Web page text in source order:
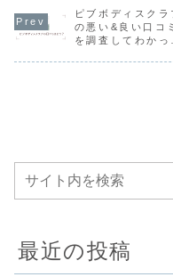
でみてください
ね。
ている方
な口コミ
か気にな
非読んで
さいね。
ピブボディスクラ
の悪い&良い口コミ
を調査してわかっ
最近の投稿